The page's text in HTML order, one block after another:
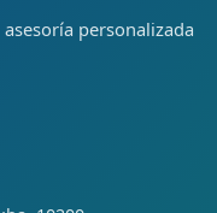
personalizada